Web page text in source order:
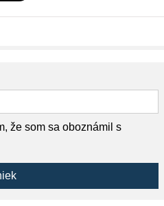
že som sa oboznámil s